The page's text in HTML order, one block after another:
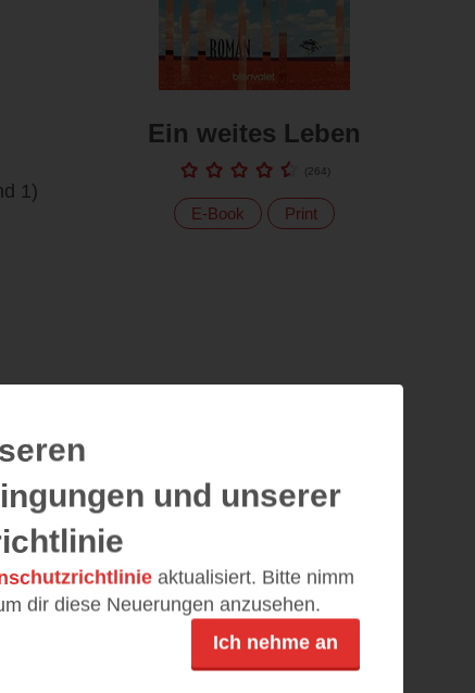
1)
Ein weites Leben
(264)
E-Book Print
und unserer
aktualisiert. Bitte nimm
dir diese Neuerungen anzusehen.
Ich nehme an